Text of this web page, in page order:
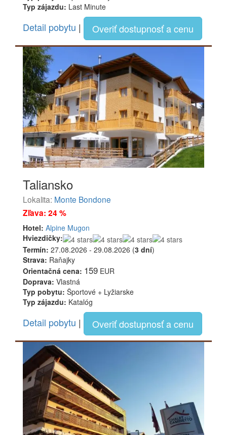
Typ zájazdu: Last Minute
Detail pobytu | Overiť dostupnosť a cenu
Taliansko
Lokalita: Monte Bondone
Zľava: 24 %
Hotel: Alpine Mugon
Hviezdičky:
Termín: 27.08.2026 - 29.08.2026 (3 dní)
Strava: Raňajky
Orientačná cena: 159 EUR
Doprava: Vlastná
Typ pobytu: Športové + Lyžiarske
Typ zájazdu: Katalóg
Detail pobytu | Overiť dostupnosť a cenu